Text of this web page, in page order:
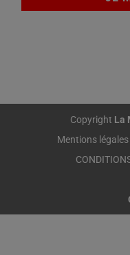
Copyright La
Mentions